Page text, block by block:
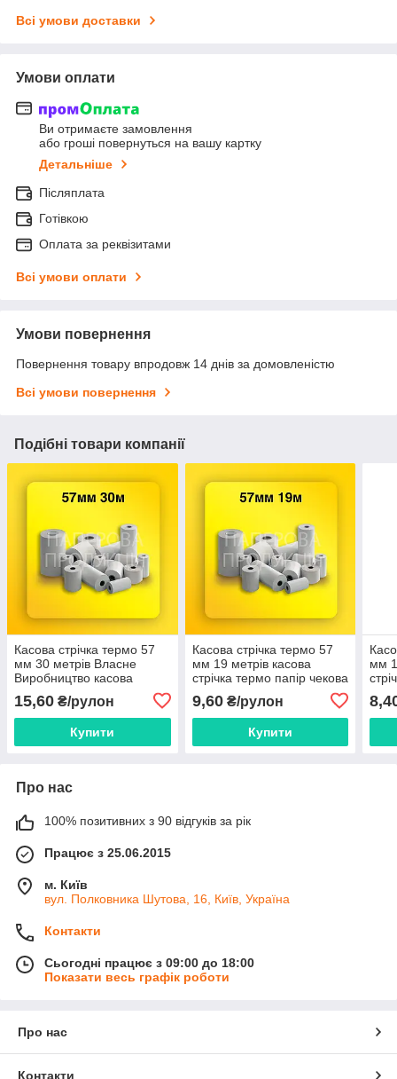
Всі умови доставки
Умови оплати
Ви отримаєте замовлення
або гроші повернуться на вашу картку
Детальніше
Післяплата
Готівкою
Оплата за реквізитами
Всі умови оплати
Умови повернення
Повернення товару впродовж 14 днів за домовленістю
Всі умови повернення
Подібні товари компанії
Касова стрічка термо 57
мм 30 метрів Власне
Виробництво касова
15,60 ₴/рулон
Купити
Касова стрічка термо 57
мм 19 метрів касова
стрічка термо папір чекова
9,60₴/рулон
Купити
мм
Про нас
100% позитивних з 90 відгуків за рік
Працює з 25.06.2015
м. Київ
вул. Полковника Шутова, 16, Київ, Україна
Контакти
Сьогодні працює з 09:00 до 18:00
Показати весь графік роботи
Про нас
Контакти